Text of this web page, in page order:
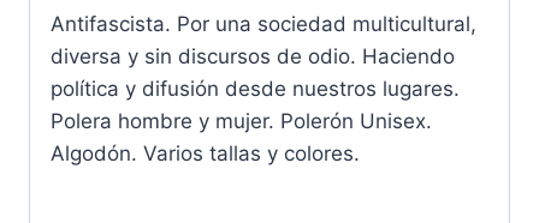
Antifascista. Por una sociedad multicultural,
diversa y sin discursos de odio. Haciendo
política y difusión desde nuestros lugares.
Polera hombre y mujer. Polerón Unisex.
Algodón. Varios tallas y colores.